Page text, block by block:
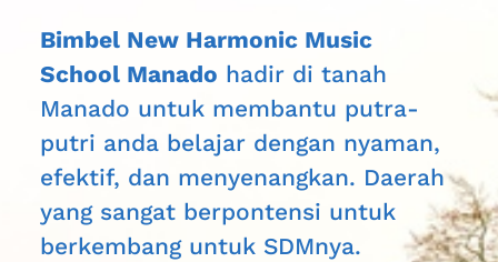
Bimbel New Harmonic Music
School Manado
Manado untuk membantu putra-
putri anda belajar dengan nyaman,
efektif, dan menyenangkan. Daerah
yang sangat berpontensi untuk
berkembang untuk SDMnya.